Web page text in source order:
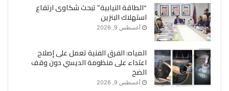
“الطاقة النيابية” تبحث شكاوى ارتفاع
استهلاك البنزين
أغسطس 9, 2026
المياه: الفرق الفنية تعمل على إصلاح
اعتداء على منظومة الديسي دون وقف
الضخ
أغسطس 9, 2026